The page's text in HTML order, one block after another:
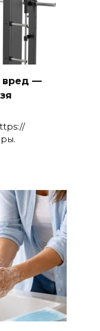
вред —